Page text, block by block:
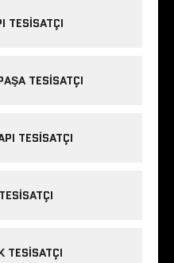
TESISATÇI
TESISATÇI
TESISATÇI
TESISATÇI